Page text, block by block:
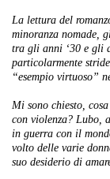
La lettura del
minoranza nomade,
tra gli anni ‘30 e gli
particolarmente
“esempio virtuoso”
Mi sono chiesto,
con violenza? Lubo,
in guerra con il
volto delle varie
suo desiderio di